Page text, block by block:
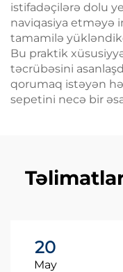
istifadəçilərə dolu
naviqasiya etməyə
tamamilə
Bu praktik
təcrübəsini
qorumaq istəyən
sepetini necə bir
20
May